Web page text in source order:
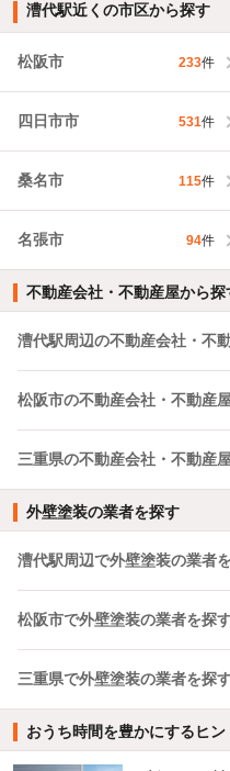
漕代駅近くの市区から探す
松阪市 233件
四日市市 531件
桑名市 115件
名張市 94件
不動産会社・不動産屋から探
漕代駅周辺の不動産会社・不
松阪市の不動産会社・不動産
三重県の不動産会社・不動産
外壁塗装の業者を探す
漕代駅周辺で外壁塗装の業者
松阪市で外壁塗装の業者を探
三重県で外壁塗装の業者を探
おうち時間を豊かにするヒン